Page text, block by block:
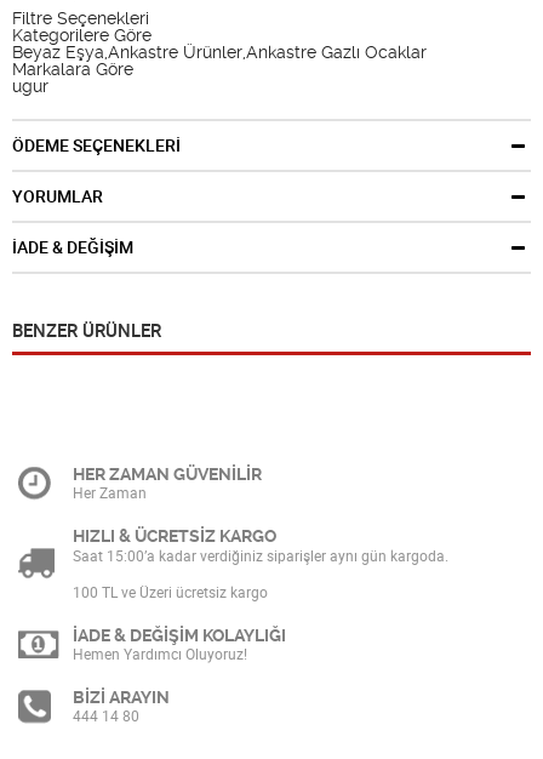
Filtre Seçenekleri
Kategorilere Göre
Beyaz Eşya,Ankastre Ürünler,Ankastre Gazlı Ocaklar
Markalara Göre
ugur
ÖDEME SEÇENEKLERİ
YORUMLAR
İADE & DEĞİŞİM
BENZER ÜRÜNLER
HER ZAMAN GÜVENİLİR
Her Zaman
HIZLI & ÜCRETSİZ KARGO
Saat 15:00’a kadar verdiğiniz siparişler aynı gün kargoda.
100 TL ve Üzeri ücretsiz kargo
İADE & DEĞİŞİM KOLAYLIĞI
Hemen Yardımcı Oluyoruz!
BİZİ ARAYIN
444 14 80